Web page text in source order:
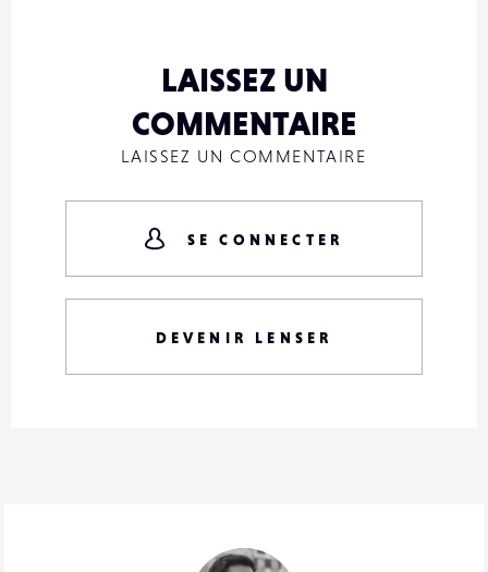
LAISSEZ UN
COMMENTAIRE
LAISSEZ UN COMMENTAIRE
SE CONNECTER
DEVENIR LENSER